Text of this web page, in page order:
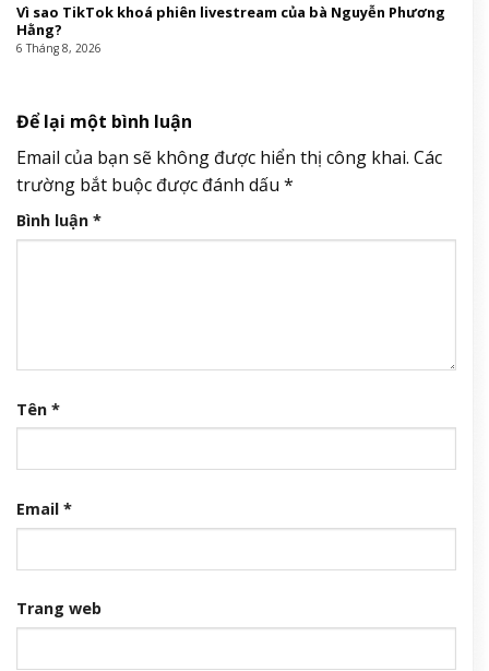
Vì sao TikTok khoá phiên livestream của bà Nguyễn Phương
Hằng?
6 Tháng 8, 2026
Để lại một bình luận
Email của bạn sẽ không được hiển thị công khai. Các
trường bắt buộc được đánh dấu *
Bình luận *
Tên *
Email *
Trang web